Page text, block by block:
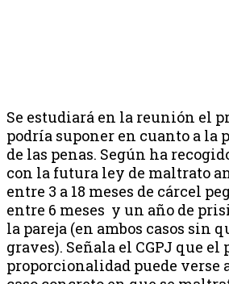
Se estudiará en la reunión el
podría suponer en cuanto a la
de las penas. Según ha
con la futura ley de maltrato
entre 3 a 18 meses de cárcel
entre 6 meses y un año de
la pareja (en ambos casos sin
graves). Señala el CGPJ que
proporcionalidad puede verse